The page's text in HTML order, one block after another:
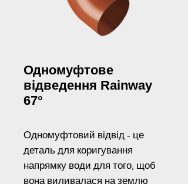
Одномуфтове
відведення Rainway
67°
Одномуфтовий відвід - це
деталь для коригування
напрямку води для того, щоб
вона виливалася на землю